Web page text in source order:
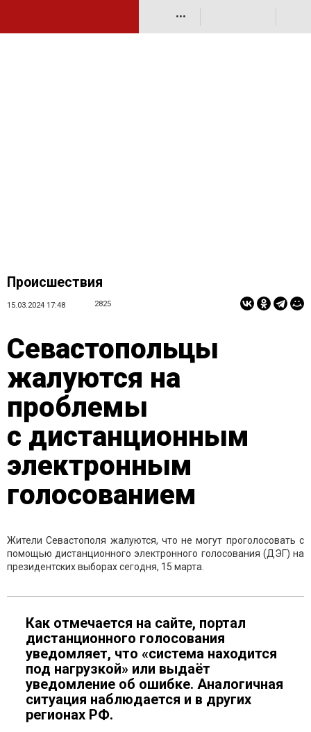
•••
Происшествия
15.03.2024 17:48 2825
Севастопольцы
жалуются на
проблемы
с дистанционным
электронным
голосованием
Жители Севастополя жалуются, что не могут проголосовать с
помощью дистанционного электронного голосования (ДЭГ) на
президентских выборах сегодня, 15 марта.
Как отмечается на сайте, портал
дистанционного голосования
уведомляет, что «система находится
под нагрузкой» или выдаёт
уведомление об ошибке. Аналогичная
ситуация наблюдается и в других
регионах РФ.